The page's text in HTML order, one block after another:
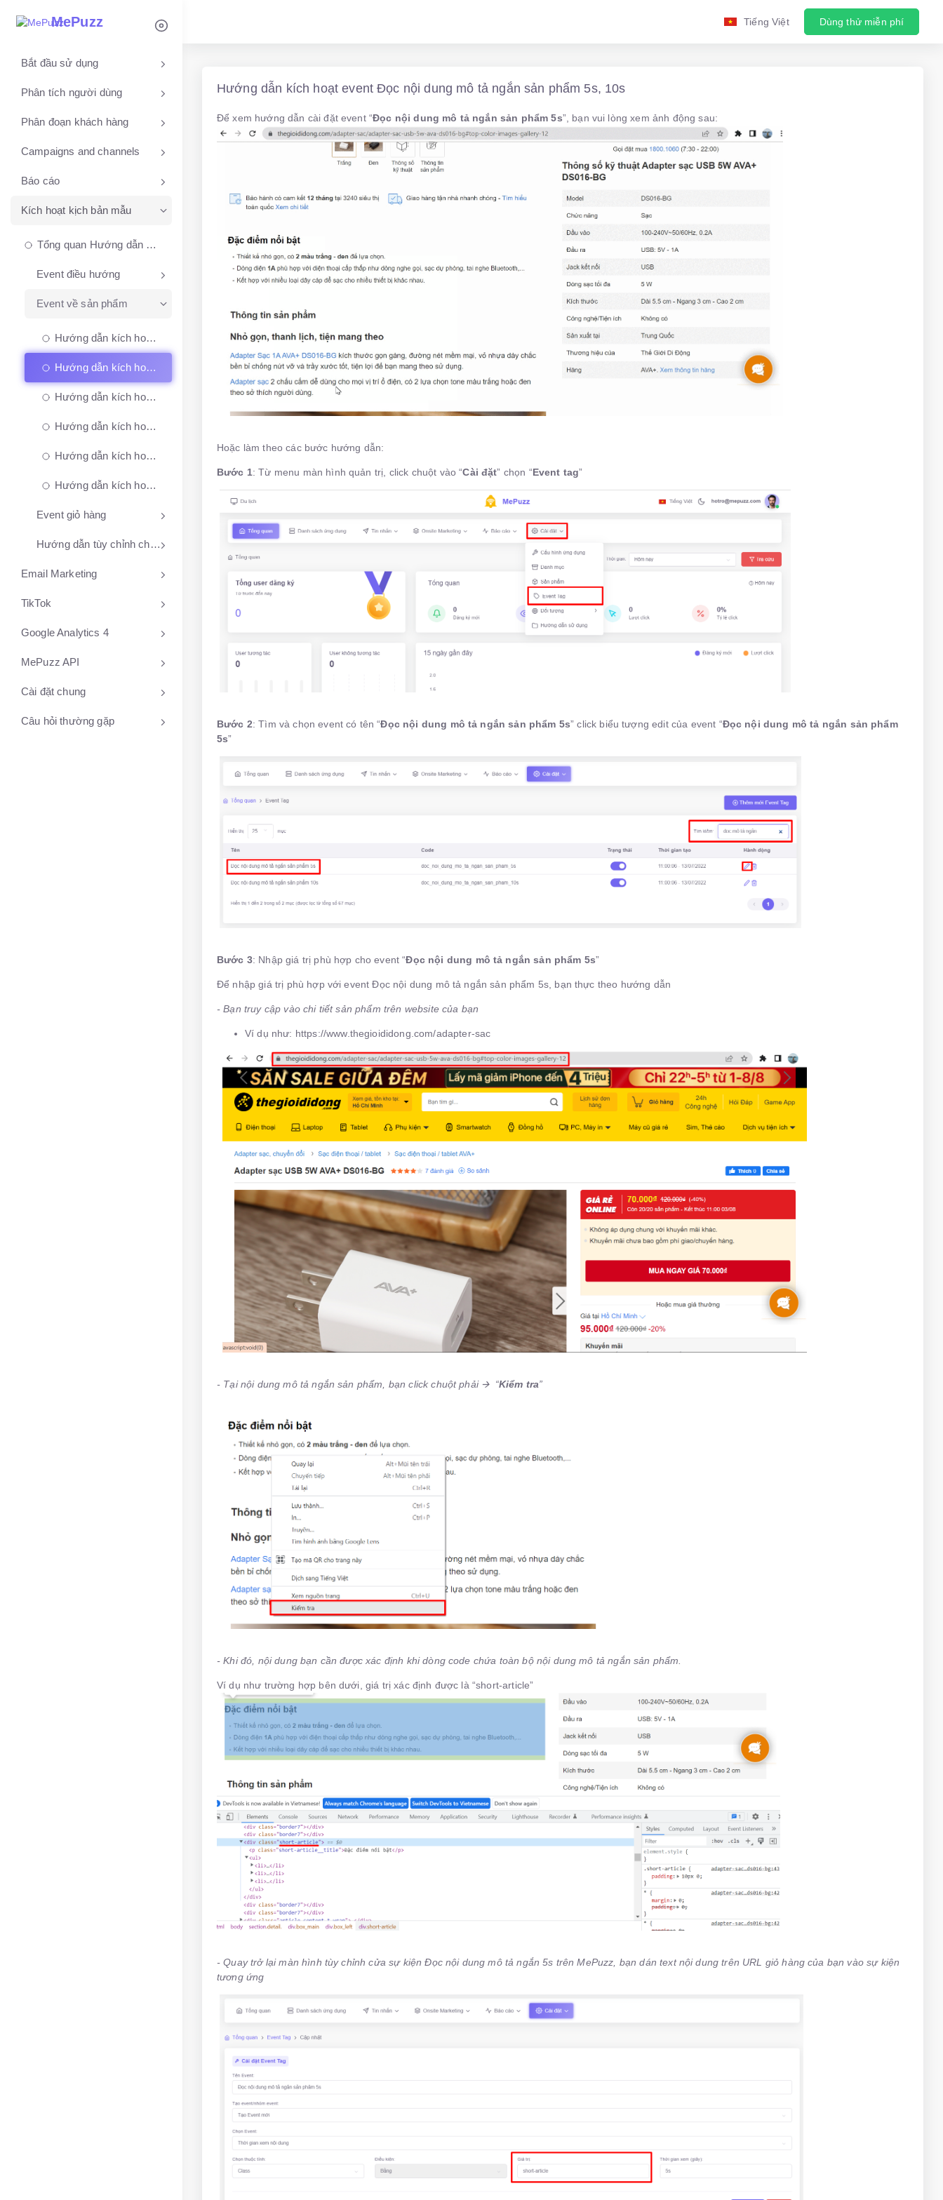
Tiếng Việt Dùng thử miễn phí
MePuzz
Bắt đầu sử dụng
Phân tích người dùng
Phân đoạn khách hàng
Campaigns and channels
Báo cáo
Kích hoạt kịch bản mẫu
Tổng quan Hướng dẫn Kích hoạt kịch bản đã tạo trên MePuzz
Event điều hướng
Event về sản phẩm
Hướng dẫn kích hoạt event Xem sản phẩm
Hướng dẫn kích hoạt event Đọc nội dung mô tả ngắn sản phẩm 5s, 10s
Hướng dẫn kích hoạt event Đọc nội dung sản phẩm 10s, 20s, 30s, 40s, 50s, 60s, 90s
Hướng dẫn kích hoạt event Click thông số sản phẩm
Hướng dẫn kích hoạt event Click ảnh sản phẩm
Hướng dẫn kích hoạt event Xem giá sản phẩm 5s, 10s, 15s
Event giỏ hàng
Hướng dẫn tùy chỉnh chiến dịch mẫu
Email Marketing
TikTok
Google Analytics 4
MePuzz API
Cài đặt chung
Câu hỏi thường gặp
Hướng dẫn kích hoạt event Đọc nội dung mô tả ngắn sản phẩm 5s, 10s
Để xem hướng dẫn cài đặt event “Đọc nội dung mô tả ngắn sản phẩm 5s”, bạn vui lòng xem ảnh động sau:
Hoặc làm theo các bước hướng dẫn:
Bước 1: Từ menu màn hình quản trị, click chuột vào “Cài đặt” chọn “Event tag”
Bước 2: Tìm và chọn event có tên “Đọc nội dung mô tả ngắn sản phẩm 5s” click biểu tượng edit của event “Đọc nội dung mô tả ngắn sản phẩm
5s”
Bước 3: Nhập giá trị phù hợp cho event “Đọc nội dung mô tả ngắn sản phẩm 5s”
Để nhập giá trị phù hợp với event Đọc nội dung mô tả ngắn sản phẩm 5s, bạn thực theo hướng dẫn
- Bạn truy cập vào chi tiết sản phẩm trên website của bạn
Ví dụ như: https://www.thegioididong.com/adapter-sac
- Tại nội dung mô tả ngắn sản phẩm, bạn click chuột phải 🡪“Kiểm tra”
- Khi đó, nội dung bạn cần được xác định khi dòng code chứa toàn bộ nội dung mô tả ngắn sản phẩm.
Ví dụ như trường hợp bên dưới, giá trị xác định được là “short-article”
- Quay trở lại màn hình tùy chỉnh cửa sự kiện Đọc nội dung mô tả ngắn 5s trên MePuzz, bạn dán text nội dung trên URL giỏ hàng của bạn vào sự kiện
tương ứng